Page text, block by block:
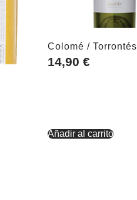
Colomé / Torrontés
14,90 €
Añadir al carrito